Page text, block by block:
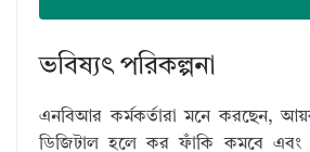
ভবিষ্যৎ পরিকল্পনা
এনবিআর কর্মকর্তারা মনে করছেন,
ডিজিটাল হলে কর ফাঁকি কমবে এবং